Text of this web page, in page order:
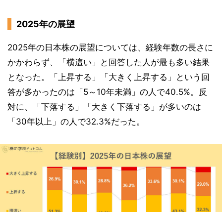
2025年の展望
2025年の日本株の展望については、経験年数の長さに
かかわらず、「横這い」と回答した人が最も多い結果
となった。「上昇する」「大きく上昇する」という回
答が多かったのは「5～10年未満」の人で40.5%。反
対に、「下落する」「大きく下落する」が多いのは
「30年以上」の人で32.3%だった。